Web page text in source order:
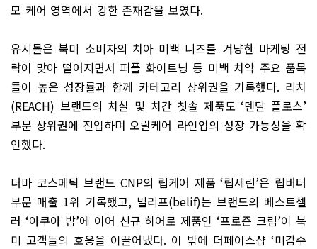
모 케어 영역에서 강한 존재감을 보였다.
유시몰은 북미 소비자의 치아 미백 니즈를 겨냥한 마케팅 전
략이 맞아 떨어지면서 퍼플 화이트닝 등 미백 치약 주요 품목
들이 높은 성장률과 함께 카테고리 상위권을 기록했다. 리치
(REACH) 브랜드의 치실 및 치간 칫솔 제품도‘덴탈 플로스’
부문 상위권에 진입하며 오랄케어 라인업의 성장 가능성을 확
인했다.
더마 코스메틱 브랜드 CNP의 립케어 제품‘립세린’은 립버터
부문 매출 1위 기록했고, 빌리프(belif)는 브랜드의 베스트셀
러 ‘아쿠아 밤’에 이어 신규 히어로 제품인‘프로즌 크림’이 북
미 고객들의 호응을 이끌어냈다. 이 밖에 더페이스샵 ‘미감수